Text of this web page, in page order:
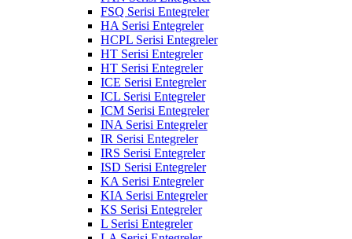
FSQ Serisi Entegreler
HA Serisi Entegreler
HCPL Serisi Entegreler
HT Serisi Entegreler
HT Serisi Entegreler
ICE Serisi Entegreler
ICL Serisi Entegreler
ICM Serisi Entegreler
INA Serisi Entegreler
IR Serisi Entegreler
IRS Serisi Entegreler
ISD Serisi Entegreler
KA Serisi Entegreler
KIA Serisi Entegreler
KS Serisi Entegreler
L Serisi Entegreler